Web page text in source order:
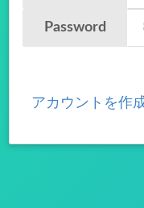
Password
アカウントを作